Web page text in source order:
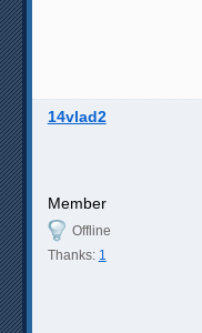
14vlad2
Member
Offline
Thanks: 1